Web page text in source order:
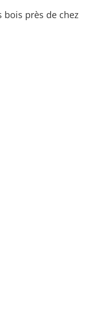
bois près de chez